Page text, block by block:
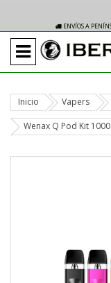
ENVÍOS A
Inicio Vapers
Wenax Q Pod Kit